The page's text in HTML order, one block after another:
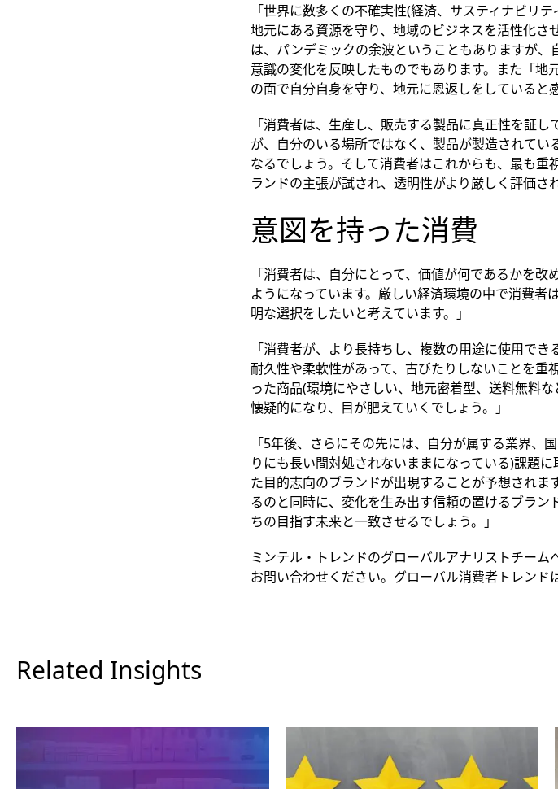
「世界に数多くの不確実性(経済、サスティナビリ
地元にある資源を守り、地域のビジネスを活性化
は、パンデミックの余波ということもありますが
意識の変化を反映したものでもあります。また「
の面で自分自身を守り、地元に恩返しをしていると
「消費者は、生産し、販売する製品に真正性を証
が、自分のいる場所ではなく、製品が製造されて
なるでしょう。そして消費者はこれからも、最も
ランドの主張が試され、透明性がより厳しく評価さ
意図を持った消費
「消費者は、自分にとって、価値が何であるかを
ようになっています。厳しい経済環境の中で消費
明な選択をしたいと考えています。」
「消費者が、より長持ちし、複数の用途に使用で
耐久性や柔軟性があって、古びたりしないことを
った商品(環境にやさしい、地元密着型、送料無料
懐疑的になり、目が肥えていくでしょう。」
「5年後、さらにその先には、自分が属する業界、
りにも長い間対処されないままになっている)課題
た目的志向のブランドが出現することが予想され
るのと同時に、変化を生み出す信頼の置けるブラ
ちの目指す未来と一致させるでしょう。」
ミンテル・トレンドのグローバルアナリストチー
お問い合わせください。グローバル消費者トレンド
Related Insights